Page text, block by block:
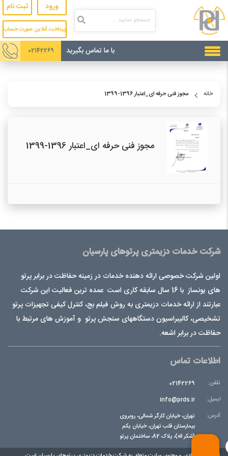
ورود ثبت نام
پرداخت آنلاین صورت حساب
با ما تماس بگیرید 02142269
خانه مجوز فنی حرفه ای_اعتبار 1396-1399
مجوز فنی حرفه ای_اعتبار 1396-1399
شرکت خدمات دزیمتری پرتوهای پارسیان
اولین شرکت خصوصی ارائه دهنده خدمات در زمینه حفاظت در برابر پرتو
های یونساز با 16 سال سابقه کاری است عمده ترین فعالیت این شرکت
عبارتند از ارائه خدمات دزیمتری به روش فیلم بج، کنترل کیفی تجهیزات پرتو
تشخیصی، کالیبراسیون دستگاههای سنجش پرتو و آموزش های مرتبط با
حفاظت در برابر اشعه.
اطلاعات تماس
تلفن:
02142269
ایمیل:
info@prds.ir
آدرس:
تهران، خیابان کارگر شمالی، روبروی
بیمارستان قلب تهران، خیابان یکم
(شکر اله)، پلاک 82، ساختمان پرتو